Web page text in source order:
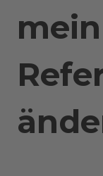
mein